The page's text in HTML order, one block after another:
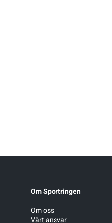
Om Sportringen
Om oss
Vårt ansvar